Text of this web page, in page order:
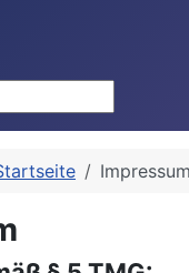
Impressum